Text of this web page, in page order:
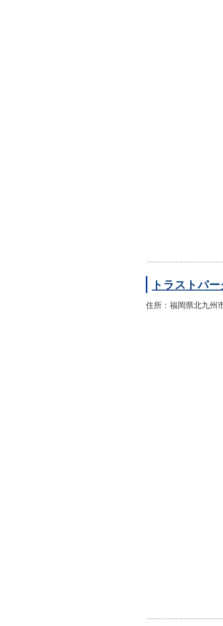
トラストパ
住所：福岡県北九州